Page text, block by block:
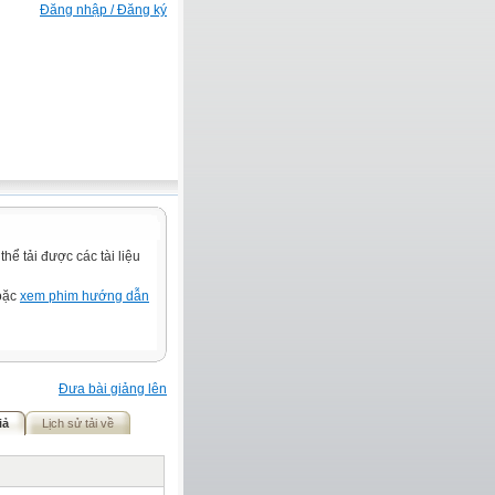
Đăng nhập / Đăng ký
tải được các tài liệu
xem phim hướng dẫn
Đưa bài giảng lên
Lịch sử tải về